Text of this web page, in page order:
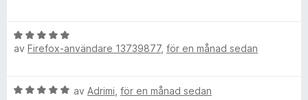
i
t
5
y
g
t
B
e
g
av Firefox-användare 13739877, för en månad sedan
B
av Adrimi för en månad sedan